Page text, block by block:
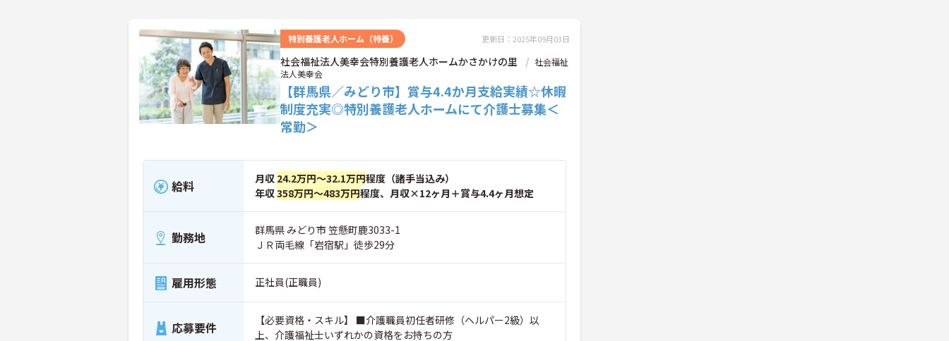
特別養護老人ホーム（特養） 更新日：2025年09月03日
社会福祉法人美幸会特別養護老人ホームかさかけの里
社会福祉
法人美幸会
【群馬県／みどり市】賞与4.4か月支給実績☆休暇
制度充実◎特別養護老人ホームにて介護士募集＜
常勤＞
給料 月収 24.2万円～32.1万円程度（諸手当込み）
年収358万円～483万円程度、月収×12ヶ月＋賞与4.4ヶ月想定
勤務地
群馬県 みどり市 笠懸町鹿3033-1
ＪＲ両毛線「岩宿駅」徒歩29分
雇用形態 正社員(正職員)
応募要件
【必要資格・スキル】 ■介護職員初任者研修（ヘルパー2級）以
上、介護福祉士いずれかの資格をお持ちの方